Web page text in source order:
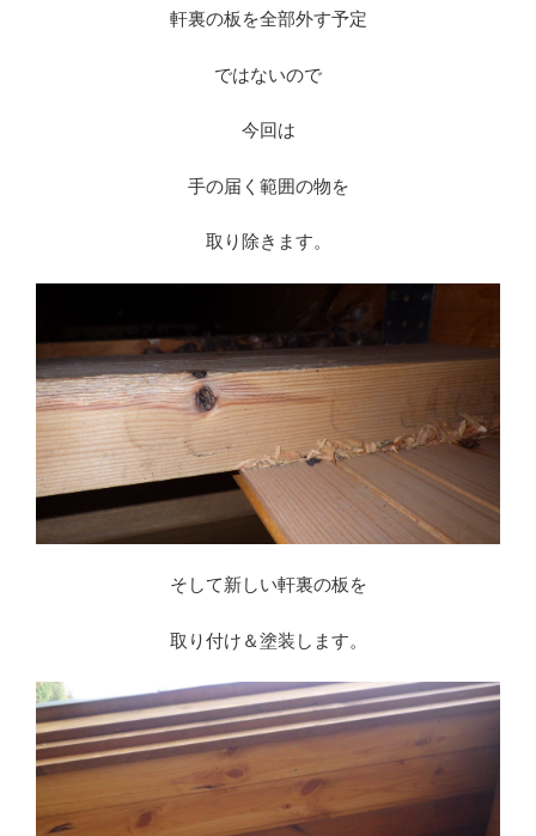
軒裏の板を全部外す予定
ではないので
今回は
手の届く範囲の物を
取り除きます。
そして新しい軒裏の板を
取り付け＆塗装します。